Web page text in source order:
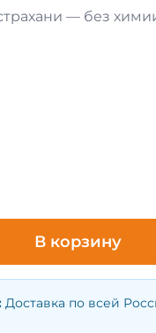
— без
В корзину
Доставка по всей